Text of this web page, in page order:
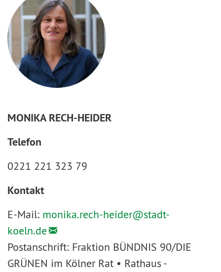
MONIKA RECH-HEIDER
Telefon
0221 221 323 79
Kontakt
E-Mail: monika.rech-heider@stadt-
koeln.de
Postanschrift: Fraktion BÜNDNIS 90/DIE
GRÜNEN im Kölner Rat • Rathaus -